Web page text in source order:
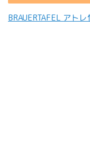
BRAUERTAFEL アト